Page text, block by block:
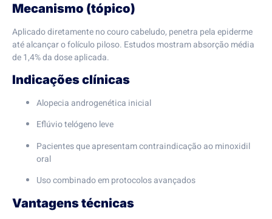
Mecanismo (tópico)
Aplicado diretamente no couro cabeludo, penetra pela epiderme
até alcançar o folículo piloso. Estudos mostram absorção média
de 1,4% da dose aplicada.
Indicações clínicas
Alopecia androgenética inicial
Eflúvio telógeno leve
Pacientes que apresentam contraindicação ao minoxidil
oral
Uso combinado em protocolos avançados
Vantagens técnicas